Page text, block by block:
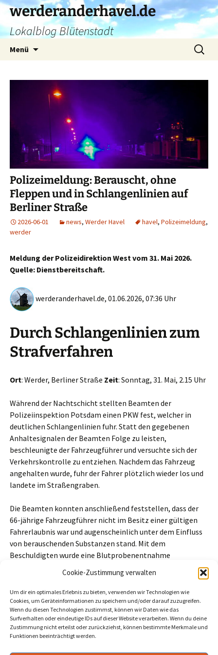
Cookie-Zustimmung verwalten
Um dir ein optimales Erlebnis zu bieten, verwenden wir Technologien wie
Cookies, um Geräteinformationen zu speichern und/oder darauf zuzugreifen.
Wenn du diesen Technologien zustimmst, können wir Daten wie das
Surfverhalten oder eindeutige IDs auf dieser Website verarbeiten. Wenn du deine
Zustimmung nicht erteilst oder zurückziehst, können bestimmte Merkmale und
Funktionen beeinträchtigt werden.
Zum
Inhalt
springen
werderanderhavel.de
Lokalblog Blütenstadt
Menü
Suchen
nach:
Polizeimeldung: Berauscht, ohne
Fleppen und in Schlangenlinien auf
Berliner Straße
2026-06-01 news, Werder Havel havel, Polizeimeldung,
werder
Meldung der Polizeidirektion West vom 31. Mai 2026.
Quelle: Dienstbereitschaft.
werderanderhavel.de, 01.06.2026, 07:36 Uhr
Durch Schlangenlinien zum
Strafverfahren
Ort: Werder, Berliner Straße Zeit: Sonntag, 31. Mai, 2.15 Uhr
Während der Nachtschicht stellten Beamten der
Polizeiinspektion Potsdam einen PKW fest, welcher in
deutlichen Schlangenlinien fuhr. Statt den gegebenen
Anhaltesignalen der Beamten Folge zu leisten,
beschleunigte der Fahrzeugführer und versuchte sich der
Verkehrskontrolle zu entziehen. Nachdem das Fahrzeug
angehalten wurde, fuhr der Fahrer plötzlich wieder los und
landete im Straßengraben.
Die Beamten konnten anschließend feststellen, dass der
66-jährige Fahrzeugführer nicht im Besitz einer gültigen
Fahrerlaubnis war und augenscheinlich unter dem Einfluss
von berauschenden Substanzen stand. Mit dem
Beschuldigten wurde eine Blutprobenentnahme
durchgeführt. Sein PKW wurde als Tatmittel sichergestellt.
Beitragszähler (seit 02/03/2026, ohne Bots, Inkognito-Leser und
Cookie-Ablehner):71
Beitragsnavigation
←Rathaus: Neue Spielfläche in der Moosfennstraße